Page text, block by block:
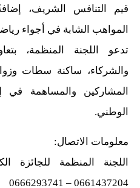
قيم التنافس الشريف،
المواهب الشابة في أجواء
تدعو اللجنة المنظمة،
والشركاء، ساكنة سطات
المشاركين والمساهمة في
الوطني.
معلومات الاتصال:
اللجنة المنظمة
0661437204 – 0666293741